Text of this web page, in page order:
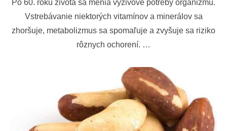
Po 60. roku života sa menia výživové potreby organizmu.
Vstrebávanie niektorých vitamínov a minerálov sa
zhoršuje, metabolizmus sa spomaľuje a zvyšuje sa riziko
rôznych ochorení. …